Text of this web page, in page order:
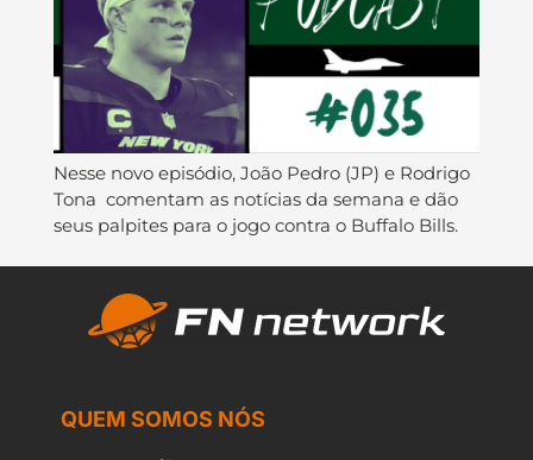
Nesse novo episódio, João Pedro (JP) e Rodrigo
Tona comentam as notícias da semana e dão
seus palpites para o jogo contra o Buffalo Bills.
QUEM SOMOS NÓS